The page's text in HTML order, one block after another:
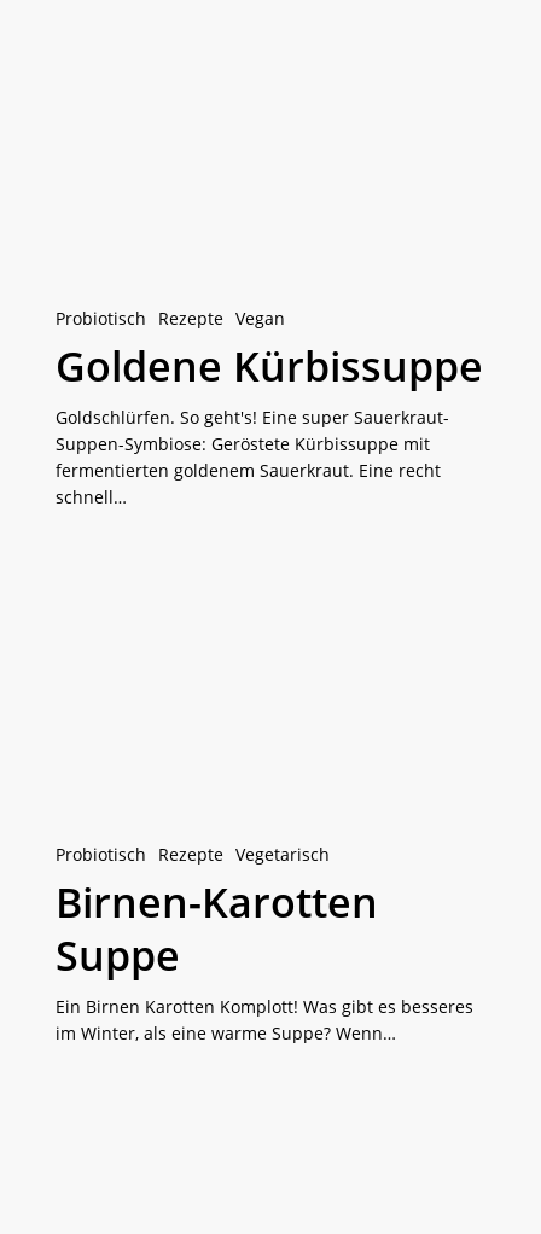
Probiotisch Rezepte Vegan
Goldene Kürbissuppe
Goldschlürfen. So geht's! Eine super Sauerkraut-
Suppen-Symbiose: Geröstete Kürbissuppe mit
fermentierten goldenem Sauerkraut. Eine recht
schnell…
Probiotisch Rezepte Vegetarisch
Birnen-Karotten
Suppe
Ein Birnen Karotten Komplott! Was gibt es besseres
im Winter, als eine warme Suppe? Wenn…